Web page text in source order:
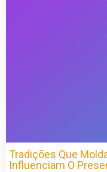
Tradições Que
Influenciam O